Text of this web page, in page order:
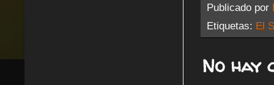
Publicado por
Etiquetas: El
No hay